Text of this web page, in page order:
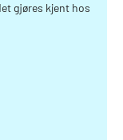
gjøres kjent hos